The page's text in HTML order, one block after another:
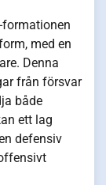
formationen
med en
Denna
från försvar
både
ett lag
defensiv